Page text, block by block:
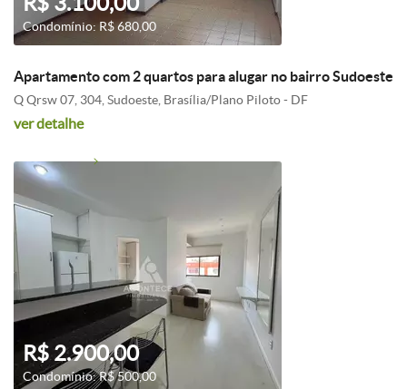
Condomínio: R$ 680,00
Apartamento com 2 quartos para alugar no bairro Sudoeste
Q Qrsw 07, 304, Sudoeste, Brasília/Plano Piloto - DF
ver detalhe
R$ 2.900,00
Condomínio: R$ 500,00